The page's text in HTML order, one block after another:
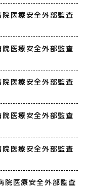
医療安全外部監査
医療安全外部監査
医療安全外部監査
医療安全外部監査
医療安全外部監査
医療安全外部監査